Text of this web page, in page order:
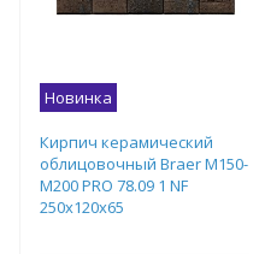
Новинка
Кирпич керамический
облицовочный Braer M150-
M200 PRO 78.09 1 NF
250x120x65